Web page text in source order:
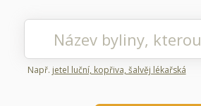
Např. jetel luční, kopřiva, šalvěj lékařská